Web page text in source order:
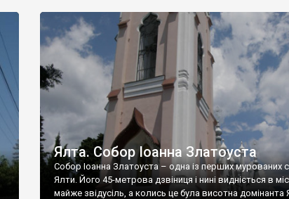
Ялта. Собор Іоанна Златоуста
Собор Іоанна Златоуста – одна із перших мурованих
Ялти. Його 45-метрова дзвіниця і нині видніється в
майже звідусіль, а колись це була висотна домінанта